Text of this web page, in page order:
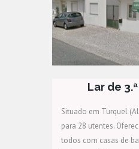
Lar de
Situado em Turquel
para 28 utentes.
todos com casas de